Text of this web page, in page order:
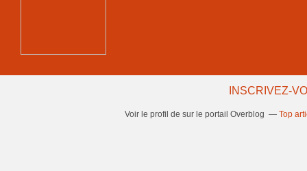
INSCRIVEZ-
Voir le profil de sur le portail Overblog Top